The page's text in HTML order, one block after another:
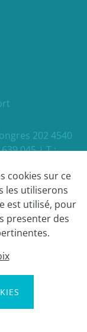
202 4540
045 | T :
cookies sur ce
les utiliserons
est utilisé, pour
presenter des